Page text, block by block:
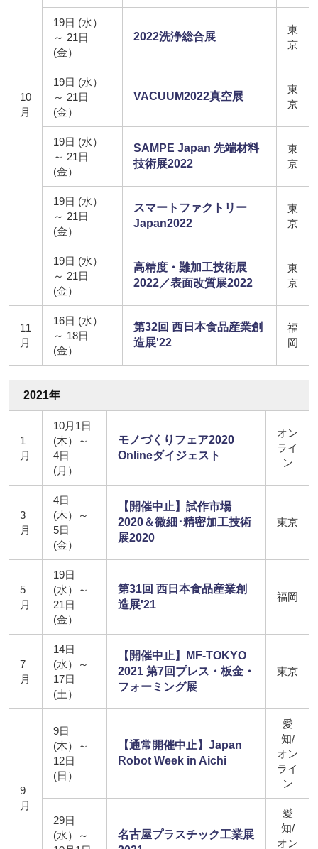
10
月
19日 (水）
～ 21日
(金）
2022洗浄総合展
東
京
19日 (水）
～ 21日
(金）
VACUUM2022真空展
東
京
19日 (水）
～ 21日
(金）
SAMPE Japan 先端材料
技術展2022
東
京
19日 (水）
～ 21日
(金）
スマートファクトリー
Japan2022
東
京
19日 (水）
～ 21日
(金）
高精度・難加工技術展
2022／表面改質展2022
東
京
11
月
16日 (水）
～ 18日
(金）
第32回 西日本食品産業創
造展'22
福
岡
2021年
1
月
10月1日
(木）～
4日
(月）
モノづくりフェア2020
Onlineダイジェスト
オン
ライ
ン
3
月
4日
(木）～
5日
(金）
【開催中止】試作市場
2020＆微細･精密加工技術
展2020
東京
5
月
19日
(水）～
21日
(金）
第31回 西日本食品産業創
造展'21
福岡
7
月
14日
(水）～
17日
(土）
【開催中止】MF-TOKYO
2021 第7回プレス・板金・
フォーミング展
東京
9
月
9日
(木）～
12日
(日）
【通常開催中止】Japan
Robot Week in Aichi
愛
知/
オン
ライ
ン
29日
(水）～
名古屋プラスチック工業展
愛
知/
オン